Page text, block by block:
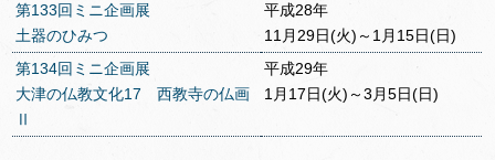
第133回ミニ企画展
土器のひみつ
平成28年
11月29日(火)～1月15日(日)
第134回ミニ企画展
大津の仏教文化17 西教寺の仏画
Ⅱ
平成29年
1月17日(火)～3月5日(日)